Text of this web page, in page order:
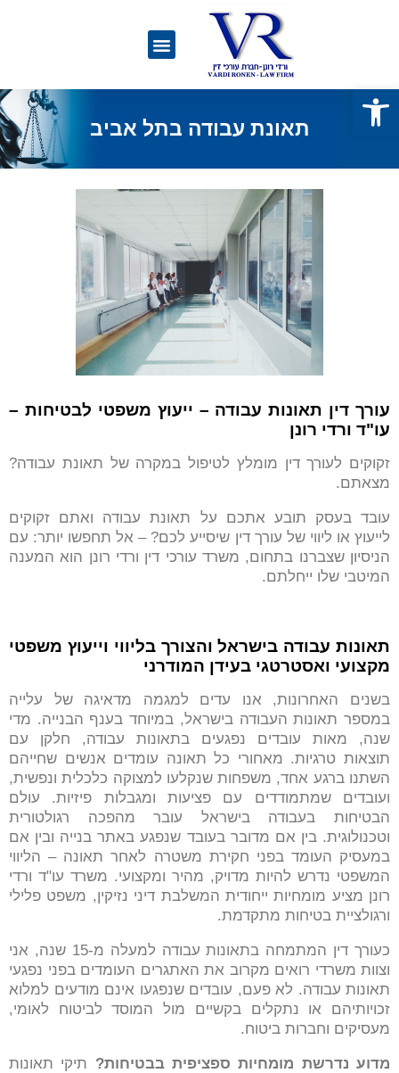
פתח סרגל נגישות
תאונת עבודה בתל אביב
עורך דין תאונות עבודה – ייעוץ משפטי לבטיחות –
עו"ד ורדי רונן
זקוקים לעורך דין מומלץ לטיפול במקרה של תאונת עבודה?
מצאתם.
עובד בעסק תובע אתכם על תאונת עבודה ואתם זקוקים
לייעוץ או ליווי של עורך דין שיסייע לכם? – אל תחפשו יותר: עם
הניסיון שצברנו בתחום, משרד עורכי דין ורדי רונן הוא המענה
המיטבי שלו ייחלתם.
תאונות עבודה בישראל והצורך בליווי וייעוץ משפטי
מקצועי ואסטרטגי בעידן המודרני
בשנים האחרונות, אנו עדים למגמה מדאיגה של עלייה
במספר תאונות העבודה בישראל, במיוחד בענף הבנייה. מדי
שנה, מאות עובדים נפגעים בתאונות עבודה, חלקן עם
תוצאות טרגיות. מאחורי כל תאונה עומדים אנשים שחייהם
השתנו ברגע אחד, משפחות שנקלעו למצוקה כלכלית ונפשית,
ועובדים שמתמודדים עם פציעות ומגבלות פיזיות. עולם
הבטיחות בעבודה בישראל עובר מהפכה רגולטורית
וטכנולוגית. בין אם מדובר בעובד שנפגע באתר בנייה ובין אם
במעסיק העומד בפני חקירת משטרה לאחר תאונה – הליווי
המשפטי נדרש להיות מדויק, מהיר ומקצועי. משרד עו"ד ורדי
רונן מציע מומחיות ייחודית המשלבת דיני נזיקין, משפט פלילי
ורגולציית בטיחות מתקדמת.
כעורך דין המתמחה בתאונות עבודה למעלה מ-15 שנה, אני
וצוות משרדי רואים מקרוב את האתגרים העומדים בפני נפגעי
תאונות עבודה. לא פעם, עובדים שנפגעו אינם מודעים למלוא
זכויותיהם או נתקלים בקשיים מול המוסד לביטוח לאומי,
מעסיקים וחברות ביטוח.
מדוע נדרשת מומחיות ספציפית בבטיחות? תיקי תאונות